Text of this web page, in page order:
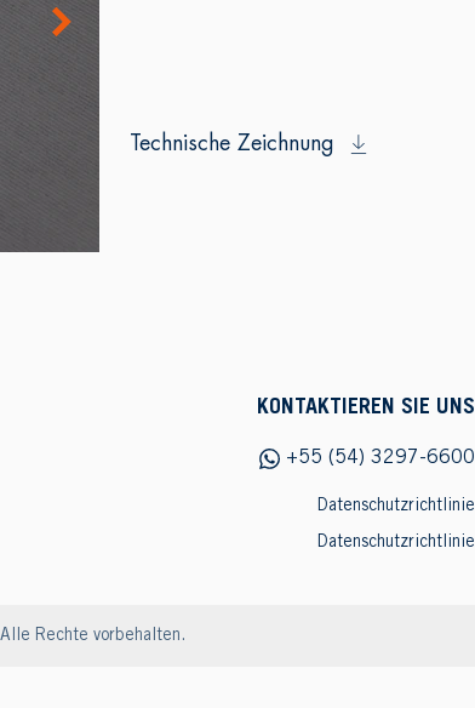
Technische Zeichnung
KONTAKTIEREN SIE UNS
+55 (54) 3297-6600
Datenschutzrichtlinie
Datenschutzrichtlinie
Rechte vorbehalten.